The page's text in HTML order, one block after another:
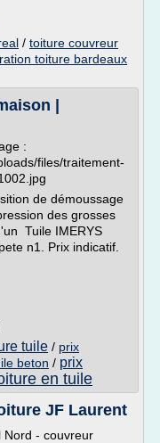
/ toiture couvreur
toiture bardeaux
|
:
files/traitement-
de démoussage
des grosses
Tuile IMERYS
n1. Prix indicatif.
tuile / prix
beton / prix
en tuile
JF Laurent
Nord - couvreur